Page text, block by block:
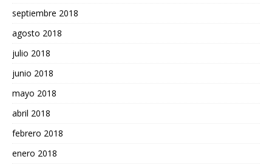
septiembre 2018
agosto 2018
julio 2018
junio 2018
mayo 2018
abril 2018
febrero 2018
enero 2018